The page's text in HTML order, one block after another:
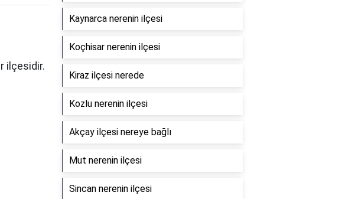
ilçesidir.
Kaynarca nerenin ilçesi
Koçhisar nerenin ilçesi
Kiraz ilçesi nerede
Kozlu nerenin ilçesi
Akçay ilçesi nereye bağlı
Mut nerenin ilçesi
Sincan nerenin ilçesi